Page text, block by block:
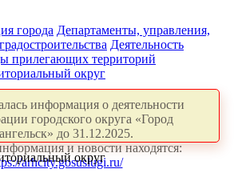
города Департаменты, управления,
Деятельность
прилегающих территорий
округ
информация о деятельности
городского округа «Город
до 31.12.2025.
и новости находятся:
arhcity.gosuslugi.ru/
округ